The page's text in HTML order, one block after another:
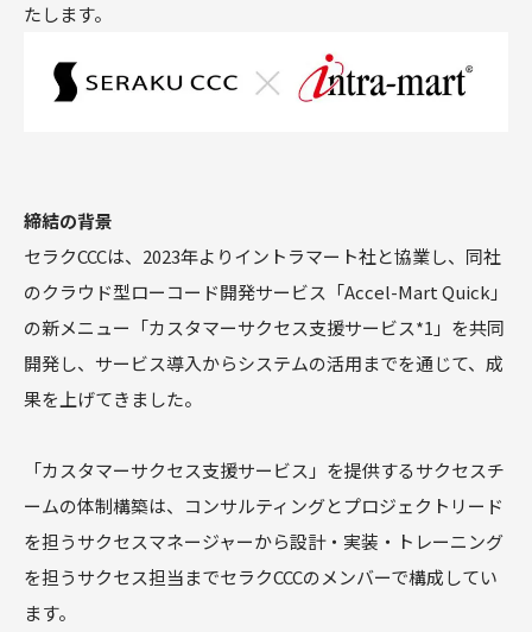
ップ
ズ設計ワー
クショップ
スワークシ
ョップ
Tableau
Data Cloud
たします。
締結の背景
セラクCCCは、2023年よりイントラマート社と協業し、同社
のクラウド型ローコード開発サービス「Accel-Mart Quick」
の新メニュー「カスタマーサクセス支援サービス*1」を共同
開発し、サービス導入からシステムの活用までを通じて、成
果を上げてきました。
「カスタマーサクセス支援サービス」を提供するサクセスチ
ームの体制構築は、コンサルティングとプロジェクトリード
を担うサクセスマネージャーから設計・実装・トレーニング
を担うサクセス担当までセラクCCCのメンバーで構成してい
ます。